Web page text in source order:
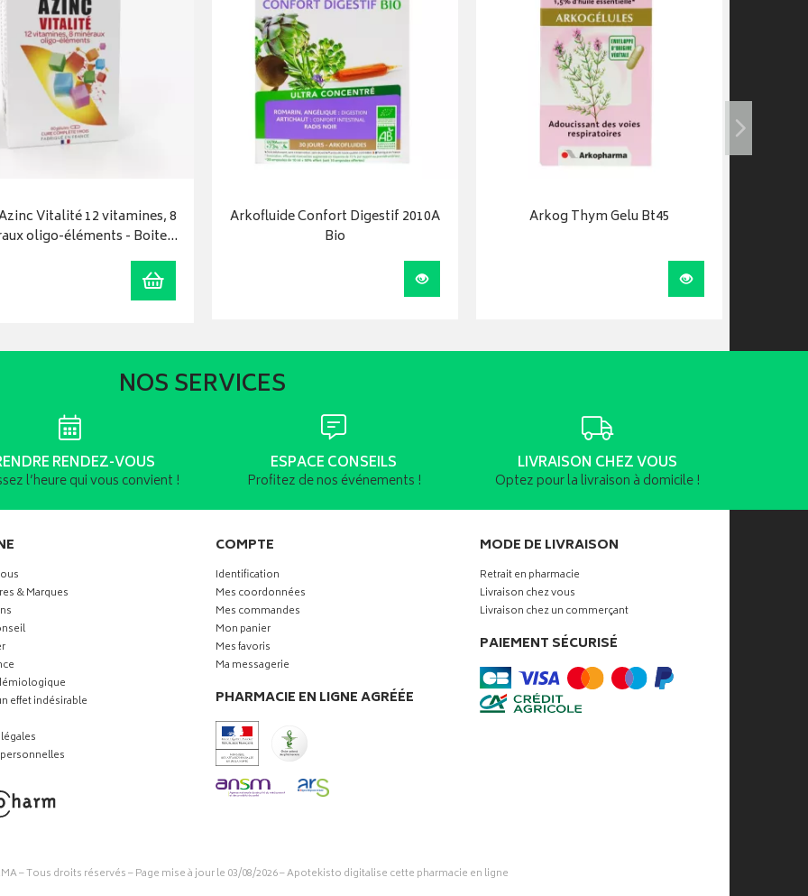
Vitalité 12 vitamines, 8
oligo-éléments - Boite…
Ajouter au panier
Arkofluide Confort Digestif 2010A
Bio
Visualiser
Arkog Thym Gelu Bt45
Visualiser
NOS SERVICES
RENDEZ-VOUS
l’heure qui vous convient !
ESPACE CONSEILS
Profitez de nos événements !
LIVRAISON CHEZ VOUS
Optez pour la livraison à domicile !
& Marques
effet indésirable
COMPTE
Identification
Mes coordonnées
Mes commandes
Mon panier
Mes favoris
Ma messagerie
PHARMACIE EN LIGNE AGRÉÉE
MODE DE LIVRAISON
Retrait en pharmacie
Livraison chez vous
Livraison chez un commerçant
PAIEMENT SÉCURISÉ
– Tous droits réservés – Page mise à jour le 03/08/2026 –Apotekisto digitalise cette pharmacie en ligne